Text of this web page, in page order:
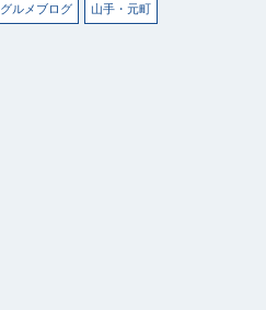
グルメブログ 山手・元町